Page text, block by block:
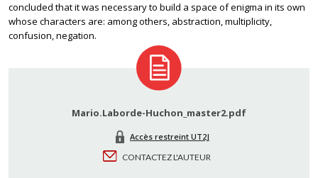
concluded that it was necessary to build a space of enigma in its own
whose characters are: among others, abstraction, multiplicity,
confusion, negation.
Mario.Laborde-Huchon_master2.pdf
Accès restreint UT2J
CONTACTEZ L'AUTEUR